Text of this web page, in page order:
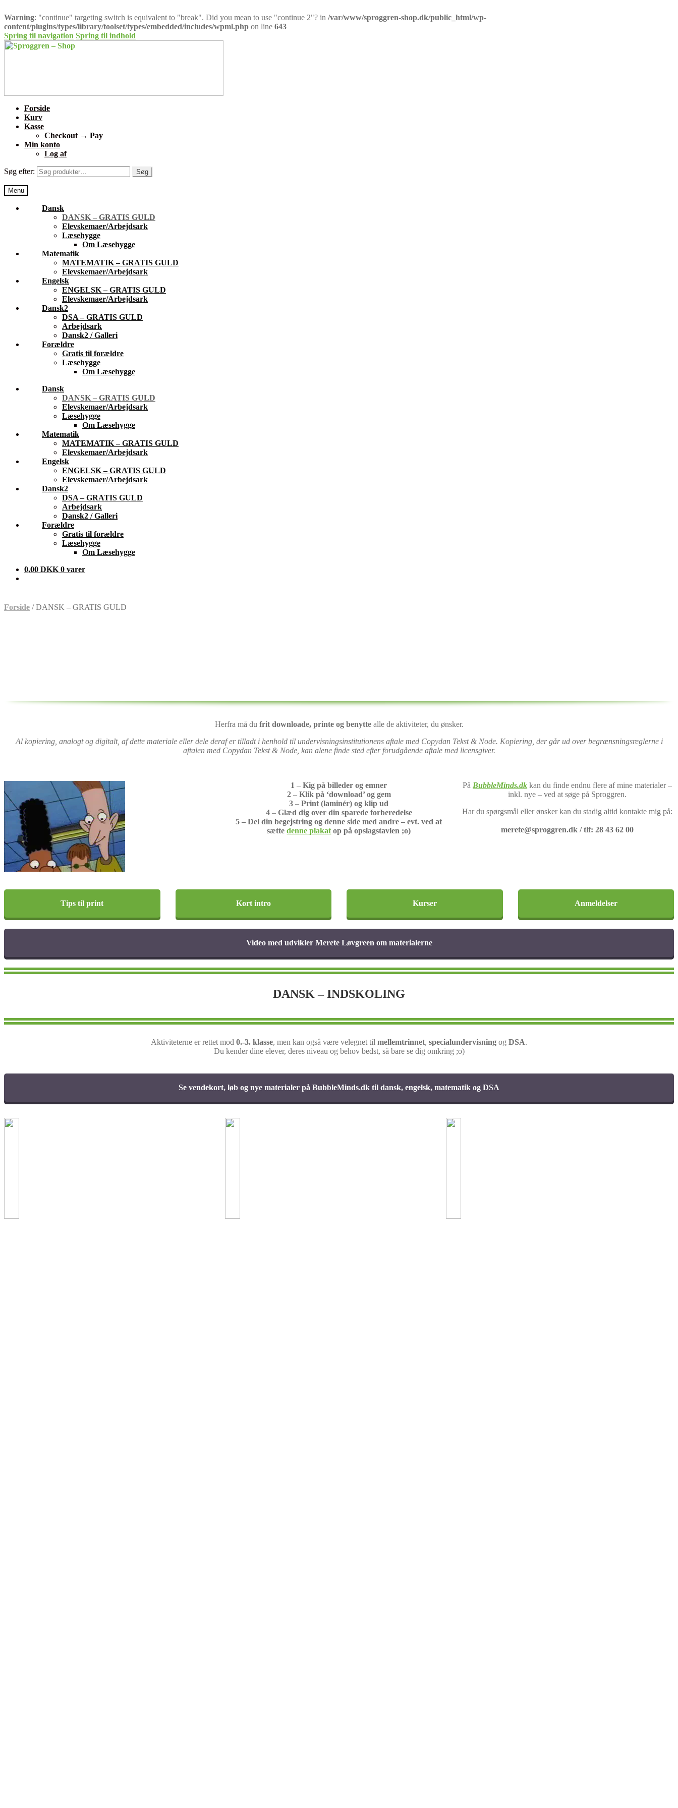
Warning: "continue" targeting switch is equivalent to "break". Did you mean to use "continue 2"? in /var/www/sproggren-shop.dk/public_html/wp-
content/plugins/types/library/toolset/types/embedded/includes/wpml.php on line 643
Spring til navigation Spring til indhold
Forside
Kurv
Kasse
Checkout → Pay
Min konto
Log af
Søg efter:
Menu
Dansk
DANSK – GRATIS GULD
Elevskemaer/Arbejdsark
Læsehygge
Om Læsehygge
Matematik
MATEMATIK – GRATIS GULD
Elevskemaer/Arbejdsark
Engelsk
ENGELSK – GRATIS GULD
Elevskemaer/Arbejdsark
Dansk2
DSA – GRATIS GULD
Arbejdsark
Dansk2 / Galleri
Forældre
Gratis til forældre
Læsehygge
Om Læsehygge
Dansk
DANSK – GRATIS GULD
Elevskemaer/Arbejdsark
Læsehygge
Om Læsehygge
Matematik
MATEMATIK – GRATIS GULD
Elevskemaer/Arbejdsark
Engelsk
ENGELSK – GRATIS GULD
Elevskemaer/Arbejdsark
Dansk2
DSA – GRATIS GULD
Arbejdsark
Dansk2 / Galleri
Forældre
Gratis til forældre
Læsehygge
Om Læsehygge
0,00 DKK 0 varer
Forside /DANSK – GRATIS GULD
Herfra må du frit downloade, printe og benyttealle de aktiviteter, du ønsker.
Al kopiering, analogt og digitalt, af dette materiale eller dele deraf er tilladt i henhold til undervisningsinstitutionens aftale med Copydan Tekst & Node. Kopiering, der går ud over begrænsningsreglerne i
aftalen med Copydan Tekst & Node, kan alene finde sted efter forudgående aftale med licensgiver.
1 –Kig på billeder og emner
2– Klik på ‘download’ og gem
3 –Print (laminér) og klip ud
4– Glæd dig over din sparede forberedelse
5 – Del din begejstring og denne side med andre – evt. ved at
sættedenne plakatop på opslagstavlen ;o)
PåBubbleMinds.dk kan du finde endnu flere af mine materialer –
inkl. nye – ved at søge på Sproggren.
Har du spørgsmål eller ønsker kan du stadig altid kontakte mig på:
merete@sproggren.dk / tlf: 28 43 62 00
Tips til print Kort intro Kurser Anmeldelser
Video med udvikler Merete Løvgreen om materialerne
DANSK – INDSKOLING
Aktiviteterne er rettet mod 0.-3. klasse, men kan også være velegnet til mellemtrinnet, specialundervisning og DSA.
Du kender dine elever, deres niveau og behov bedst, så bare se dig omkring ;o)
Se vendekort, løb og nye materialer på BubbleMinds.dk til dansk, engelsk, matematik og DSA